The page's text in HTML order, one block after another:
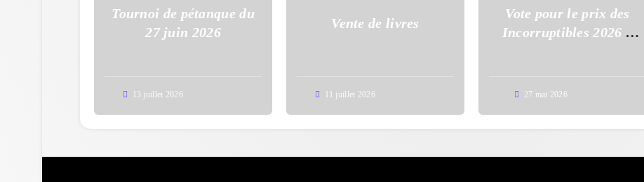
Tournoi de pétanque du
27 juin 2026
13 juillet 2026
Vente de livres
11 juillet 2026
Vote pour le prix des
Incorruptibles 2026 à
27 mai 2026